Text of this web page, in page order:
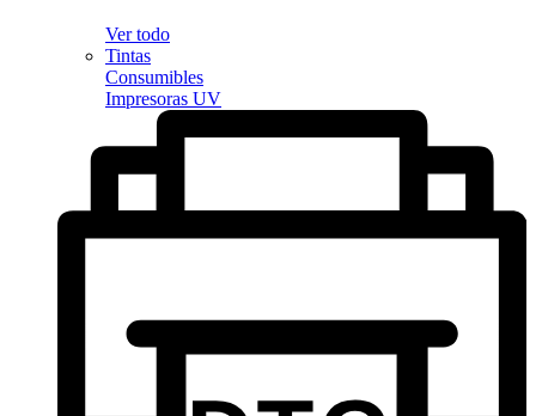
Ver todo
Tintas
Consumibles
Impresoras UV